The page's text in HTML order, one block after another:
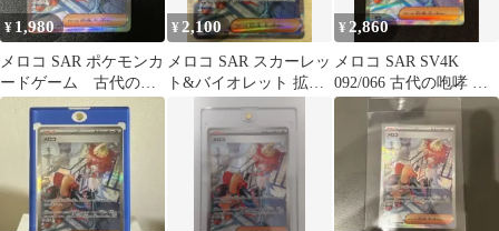
¥ 1,980
メロコ SAR ポケモンカ
ードゲーム 古代の咆
哮
¥ 2,100
メロコ SAR スカーレッ
ト&バイオレット 拡張
パック 古代の咆哮
092/0…
¥ 2,860
メロコ SAR SV4K
092/066 古代の咆哮 状
態良好